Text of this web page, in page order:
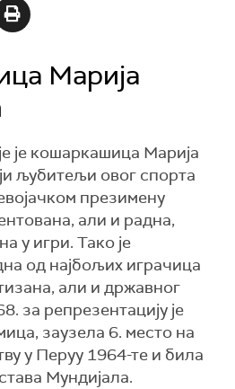
Марија
је кошаркашица Марија
љубитељи овог спорта
презимену
али и радна,
у игри. Тако је
од најбољих играчица
али и државног
за репрезентацију је
заузела 6. место на
у Перуу 1964-те и била
Мундијала.